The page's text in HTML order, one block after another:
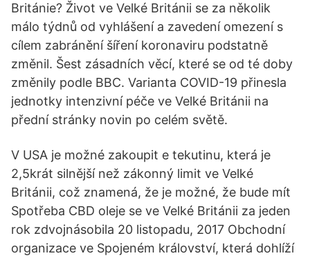
Británie? Život ve Velké Británii se za několik
málo týdnů od vyhlášení a zavedení omezení s
cílem zabránění šíření koronaviru podstatně
změnil. Šest zásadních věcí, které se od té doby
změnily podle BBC. Varianta COVID-19 přinesla
jednotky intenzivní péče ve Velké Británii na
přední stránky novin po celém světě.
V USA je možné zakoupit e tekutinu, která je
2,5krát silnější než zákonný limit ve Velké
Británii, což znamená, že je možné, že bude mít
Spotřeba CBD oleje se ve Velké Británii za jeden
rok zdvojnásobila 20 listopadu, 2017 Obchodní
organizace ve Spojeném království, která dohlíží